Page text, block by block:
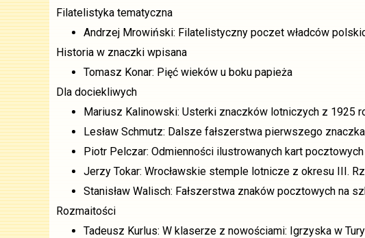
Filatelistyka tematyczna
Andrzej Mrowiński: Filatelistyczny poczet władców
Historia w znaczki wpisana
Tomasz Konar: Pięć wieków u boku papieża
Dla dociekliwych
Mariusz Kalinowski: Usterki znaczków lotniczych z 1925
Lesław Schmutz: Dalsze fałszerstwa pierwszego
Piotr Pelczar: Odmienności ilustrowanych kart
Jerzy Tokar: Wrocławskie stemple lotnicze z okresu III.
Stanisław Walisch: Fałszerstwa znaków pocztowych na
Rozmaitości
Tadeusz Kurlus: W klaserze z nowościami: Igrzyska w